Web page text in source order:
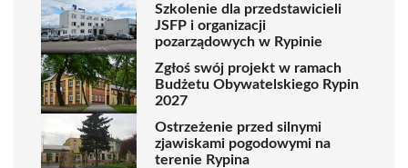
Szkolenie dla przedstawicieli
JSFP i organizacji
pozarządowych w Rypinie
Zgłoś swój projekt w ramach
Budżetu Obywatelskiego Rypin
2027
Ostrzeżenie przed silnymi
zjawiskami pogodowymi na
terenie Rypina